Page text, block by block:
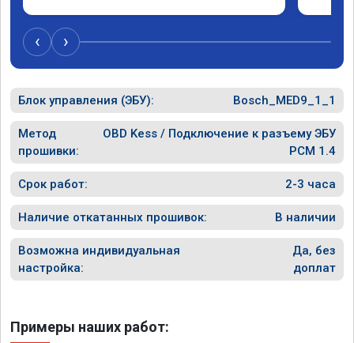
случае поломки авто.Однозначно
рекомендую Алексея как грамотного
специалиста!
‹ ›
Блок управления (ЭБУ): Bosch_MED9_1_1
Метод
прошивки:
OBD Kess / Подключение к разъему ЭБУ
PCM 1.4
Срок работ: 2-3 часа
Наличие откатанных прошивок: В наличии
Возможна индивидуальная
настройка:
Да, без
доплат
Примеры наших работ: